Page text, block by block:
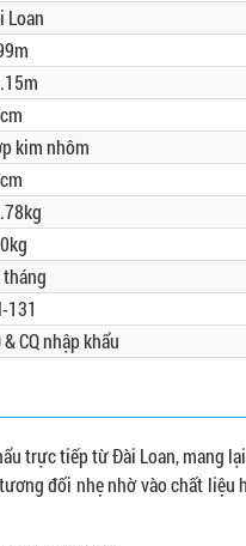
Loan
kim nhôm
131
& CQ nhập khẩu
trực tiếp từ Đài Loan, mang
đối nhẹ nhờ vào chất